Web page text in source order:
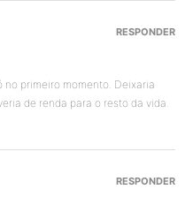
primeiro momento. Deixaria
de renda para o resto da vida.
RESPONDER
RESPONDER